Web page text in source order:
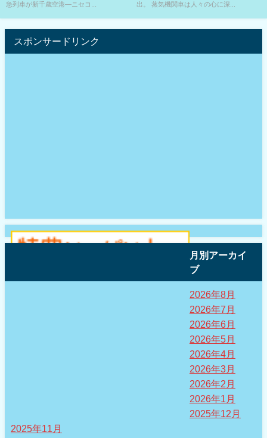
急列車が新千歳空港―ニセコ...
出。 蒸気機関車は人々の心に深...
スポンサードリンク
月別アーカイ
ブ
2026年8月
2026年7月
2026年6月
2026年5月
2026年4月
2026年3月
2026年2月
2026年1月
2025年12月
2025年11月